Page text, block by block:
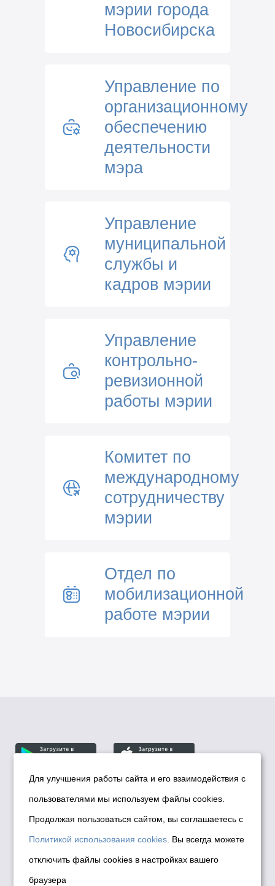
мэрии города
Новосибирска
Управление по
организационному
обеспечению
деятельности
мэра
Управление
муниципальной
службы и
кадров мэрии
Управление
контрольно-
ревизионной
работы мэрии
Комитет по
международному
сотрудничеству
мэрии
Отдел по
мобилизационной
работе мэрии
© Департамент информационной политики мэрии
города Новосибирска, 2026
Политика использования Cookies
Политика по обработке персональных
данных в информационных системах
мэрии города Новосибирска
Для улучшения работы сайта и его взаимодействия с
пользователями мы используем файлы cookies.
Продолжая пользоваться сайтом, вы соглашаетесь с
Политикой использования cookies . Вы всегда можете
отключить файлы cookies в настройках вашего
браузера